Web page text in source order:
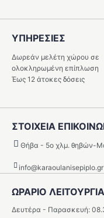
ΩΡΑΡΙΟ
Δευτέρα - Παρασκευή:
ΥΠΗΡΕΣIΕΣ
Δωρεάν μελέτη χώρου σε
ολοκληρωμένη επίπλωση
Έως 12 άτοκες δόσεις
ΣΤΟΙΧΕΙΑ
Θήβα - 5o χλμ. θηβών-
info@karaoulanisepiplo.gr